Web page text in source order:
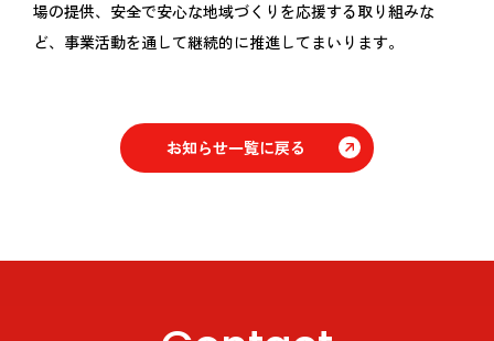
場の提供、安全で安心な地域づくりを応援する取り組みな
ど、事業活動を通して継続的に推進してまいります。
お知らせ一覧に戻る